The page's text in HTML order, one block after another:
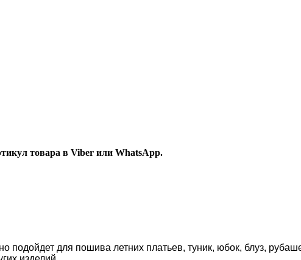
товара в Viber или WhatsApp.
подойдет для пошива летних платьев, туник, юбок, блуз,